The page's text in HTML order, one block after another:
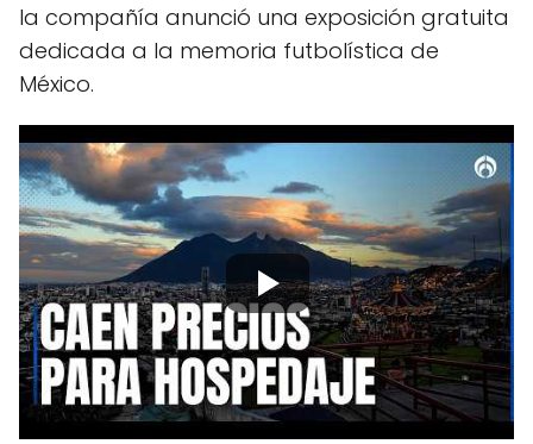
la compañía anunció una exposición gratuita
dedicada a la memoria futbolística de
México.